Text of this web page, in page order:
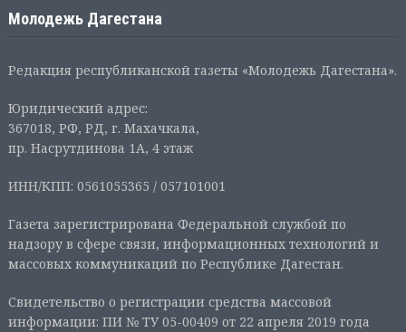
Молодежь Дагестана
Редакция республиканской газеты «Молодежь Дагестана».
Юридический адрес:
367018, РФ, РД, г. Махачкала,
пр. Насрутдинова 1А, 4 этаж
ИНН/КПП: 0561055365 / 057101001
Газета зарегистрирована Федеральной службой по
надзору в сфере связи, информационных технологий и
массовых коммуникаций по Республике Дагестан.
Свидетельство о регистрации средства массовой
информации: ПИ № ТУ 05-00409 от 22 апреля 2019 года